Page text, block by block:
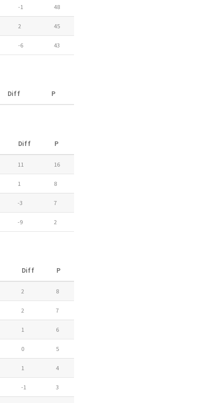
-1 48
2 45
-6 43
Diff P
Diff P
11 16
1 8
-3 7
-9 2
Diff P
2 8
2 7
1 6
0 5
1 4
-1 3